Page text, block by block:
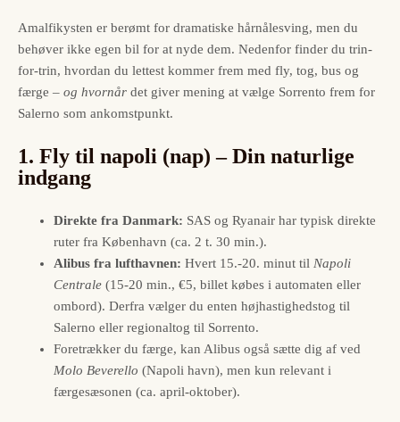
Amalfikysten er berømt for dramatiske hårnålesving, men du
behøver ikke egen bil for at nyde dem. Nedenfor finder du trin-
for-trin, hvordan du lettest kommer frem med fly, tog, bus og
færge – og hvornår det giver mening at vælge Sorrento frem for
Salerno som ankomstpunkt.
1. Fly til napoli (nap) – Din naturlige
indgang
Direkte fra Danmark: SAS og Ryanair har typisk direkte
ruter fra København (ca. 2 t. 30 min.).
Alibus fra lufthavnen: Hvert 15.-20. minut til Napoli
Centrale (15-20 min., €5, billet købes i automaten eller
ombord). Derfra vælger du enten højhastighedstog til
Salerno eller regionaltog til Sorrento.
Foretrækker du færge, kan Alibus også sætte dig af ved
Molo Beverello (Napoli havn), men kun relevant i
færgesæsonen (ca. april-oktober).